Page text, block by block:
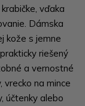
vďaka
Dámska
kože s jemne
riešený
a vernostné
na mince
účtenky alebo